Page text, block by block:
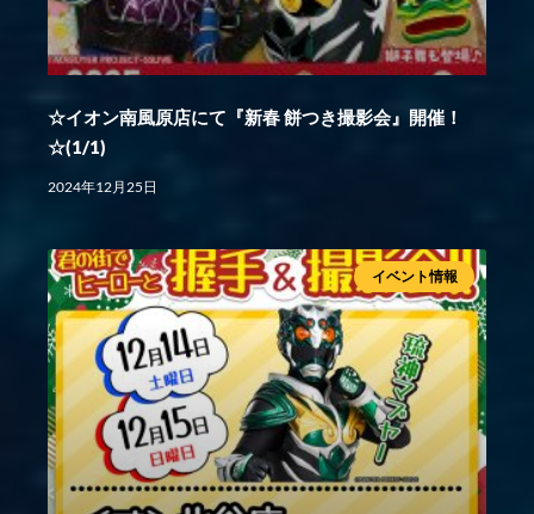
☆イオン南風原店にて『新春 餅つき撮影会』開催！
☆(1/1)
2024年12月25日
イベント情報